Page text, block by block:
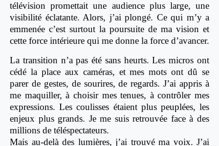
télévision promettait une audience plus large, une
visibilité éclatante. Alors, j’ai plongé. Ce qui m’y a
emmenée c’est surtout la poursuite de ma vision et
cette force intérieure qui me donne la force d’avancer.
La transition n’a pas été sans heurts. Les micros ont
cédé la place aux caméras, et mes mots ont dû se
parer de gestes, de sourires, de regards. J’ai appris à
me maquiller, à choisir mes tenues, à contrôler mes
expressions. Les coulisses étaient plus peuplées, les
enjeux plus grands. Je me suis retrouvée face à des
millions de téléspectateurs.
Mais au-delà des lumières, j’ai trouvé ma voix. J’ai